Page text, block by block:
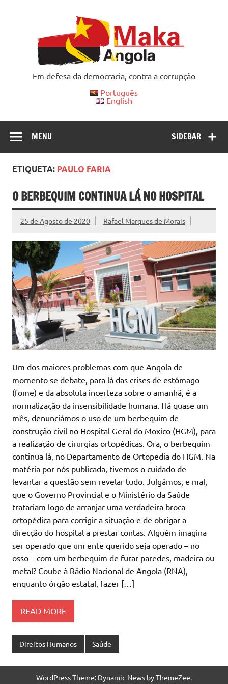
Em defesa da democracia, contra a corrupção
Português
English
SIDEBAR
MENU
ETIQUETA: PAULO FARIA
O BERBEQUIM CONTINUA LÁ NO HOSPITAL
25 de Agosto de 2020 Rafael Marques de Morais
Um dos maiores problemas com que Angola de
momento se debate, para lá das crises de estômago
(fome) e da absoluta incerteza sobre o amanhã, é a
normalização da insensibilidade humana. Há quase um
mês, denunciámos o uso de um berbequim de
construção civil no Hospital Geral do Moxico (HGM), para
a realização de cirurgias ortopédicas. Ora, o berbequim
continua lá, no Departamento de Ortopedia do HGM. Na
matéria por nós publicada, tivemos o cuidado de
levantar a questão sem revelar tudo. Julgámos, e mal,
que o Governo Provincial e o Ministério da Saúde
tratariam logo de arranjar uma verdadeira broca
ortopédica para corrigir a situação e de obrigar a
direcção do hospital a prestar contas. Alguém imagina
ser operado que um ente querido seja operado – no
osso – com um berbequim de furar paredes, madeira ou
metal? Coube à Rádio Nacional de Angola (RNA),
enquanto órgão estatal, fazer […]
READ MORE
Direitos Humanos Saúde
WordPress Theme: Dynamic News by ThemeZee.